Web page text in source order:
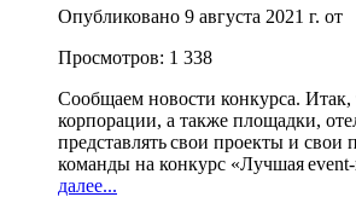
Опубликовано 9 августа 2021 г. от
Просмотров: 1 338
Сообщаем новости конкурса. Итак,
корпорации, а также площадки,
представлять свои проекты и свои
команды на конкурс «Лучшая
далее...